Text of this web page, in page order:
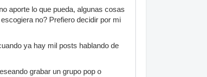
con unas baquetas y
el batería sepa ejecutar
también el bajo, voz o lo que
a hablar o de pensar el
aporte lo que pueda, algunas cosas
no? Prefiero decidir por mi
ya hay mil posts hablando de
grabar un grupo pop o